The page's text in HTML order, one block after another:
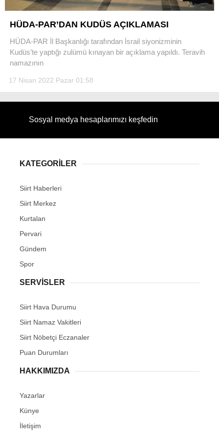
WhatsApp İhbar Hattı
HÜDA-PAR’DAN KUDÜS AÇIKLAMASI
HÜDA-PAR İl Başkanlığı tarafından İsrail siyonizminin
Kudüs’te yaptığı zulümü kınayan bir açıklama yapıldı. Teravih
namazının
17 Nisan 2022 Pazar 01:58
Sosyal medya hesaplarımızı keşfedin
KATEGORİLER
Siirt Haberleri
Siirt Merkez
Kurtalan
Pervari
Gündem
Spor
SERVİSLER
Siirt Hava Durumu
Siirt Namaz Vakitleri
Siirt Nöbetçi Eczanaler
Puan Durumları
HAKKIMIZDA
Yazarlar
Künye
İletişim